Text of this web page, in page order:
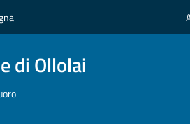
di Ollolai